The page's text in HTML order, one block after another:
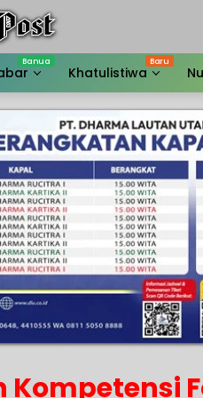
Khatulistiwa
Kompetensi